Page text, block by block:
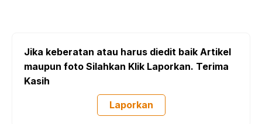
Jika keberatan atau harus diedit baik Artikel
maupun foto Silahkan Klik Laporkan. Terima
Kasih
Laporkan